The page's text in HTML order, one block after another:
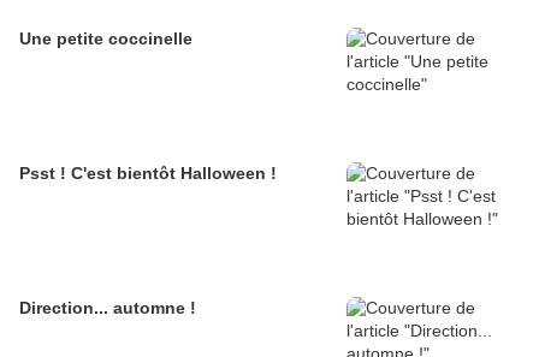
Une petite coccinelle
Psst ! C'est bientôt Halloween !
Direction... automne !